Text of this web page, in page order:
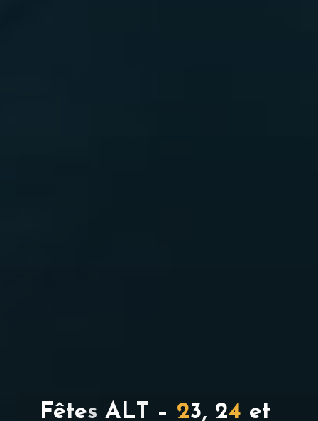
Fêtes ALT – 23, 24 et